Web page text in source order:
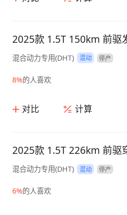
2025款 1.5T 150km 前驱
混合动力专用(DHT) 混动 停产
8%的人喜欢
对比 计算
2025款 1.5T 226km 前驱
混合动力专用(DHT) 混动 停产
6%的人喜欢